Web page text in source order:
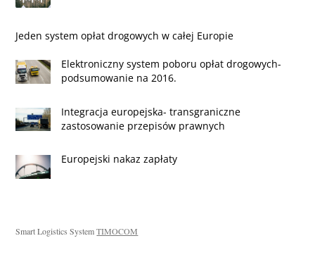
Jeden system opłat drogowych w całej Europie
Elektroniczny system poboru opłat drogowych-
podsumowanie na 2016.
Integracja europejska- transgraniczne
zastosowanie przepisów prawnych
Europejski nakaz zapłaty
Smart Logistics SystemTIMOCOM